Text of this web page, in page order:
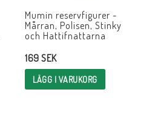
Mumin reservfigurer -
Mårran, Polisen, Stinky
och Hattifnattarna
169 SEK
LÄGG I VARUKORG